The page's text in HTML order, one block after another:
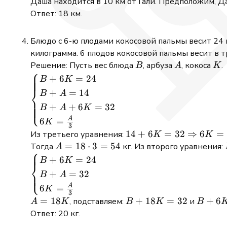
\cdot
\cdot
10
\cdot
\cos
\theta
=
11^2
\frac{64
121}
{160} =
\frac{43}
{160}
Ответ: 18 км.
Блюдо с 6-ю плодами кокосовой пальмы весит
килограмма. 6 плодов кокосовой пальмы весит в
Решение: Пусть вес блюда B
B, арбуза A
A, кокоса K
K.
\begin{cases}
B + 6K = 24
\\ B + A =
14 \\ B + A
+ 6K = 32 \\
6K =
\frac{A}{3}
\end{cases}
⎩
⎨
⎧ B + 6K = 24
B + A = 14
B + A + 6K = 32
6K = 3
A
Из третьего уравнения: 14 + 6K =
32
14 + 6K = 32 ⇒ 6K =
Тогда A =
18
\cdot
3 =
54
A = 18 ⋅ 3 = 54 кг. Из второго уравнения:
\begin{cases}
B + 6K = 24
\\ B + A =
32 \\ 6K =
\frac{A}{3}
\end{cases}
⎩
⎨⎧ B + 6K = 24
B + A = 32
6K = 3
A
A =
18K
A = 18K, подставляем:B +
B + 18K = 32 и B
B + 6
Ответ: 20 кг.